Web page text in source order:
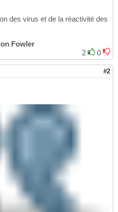
des virus et de la réactivité des
Fowler
2
0
#2